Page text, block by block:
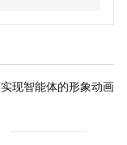
现智能体的形象动画